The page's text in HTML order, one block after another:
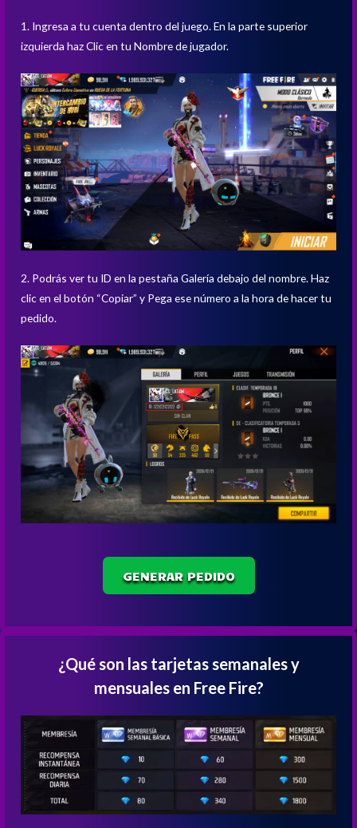
1. Ingresa a tu cuenta dentro del juego. En la parte superior
izquierda haz Clic en tu Nombre de jugador.
2. Podrás ver tu ID en la pestaña Galería debajo del nombre. Haz
clic en el botón “Copiar” y Pega ese número a la hora de hacer tu
pedido.
GENERAR PEDIDO
¿Qué son las tarjetas semanales y
mensuales en Free Fire?